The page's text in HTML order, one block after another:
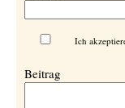
Ich
Beitrag